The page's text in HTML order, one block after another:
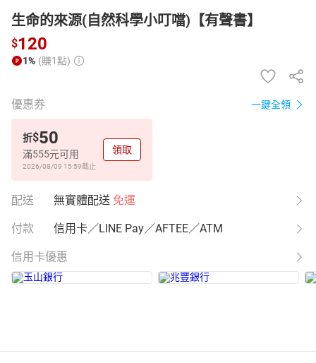
生命的來源(自然科學小叮噹)【有聲書】
$120
1% (賺1點)
優惠券 一鍵全領
折$50
滿555元可用
2026/08/09 15:59截止
領取
配送 無實體配送 免運
付款 信用卡／LINE Pay／AFTEE／ATM
信用卡優惠